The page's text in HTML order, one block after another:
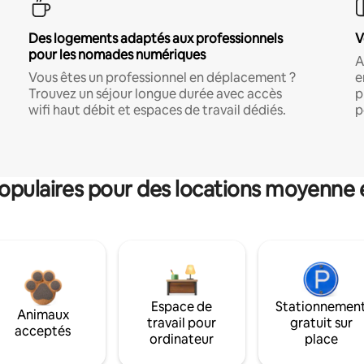
Des logements adaptés aux professionnels
pour les nomades numériques
Vous êtes un professionnel en déplacement ?
Trouvez un séjour longue durée avec accès
wifi haut débit et espaces de travail dédiés.
pour des locations moyenne
Animaux
acceptés
Espace de
travail pour
ordinateur
gratuit sur
place